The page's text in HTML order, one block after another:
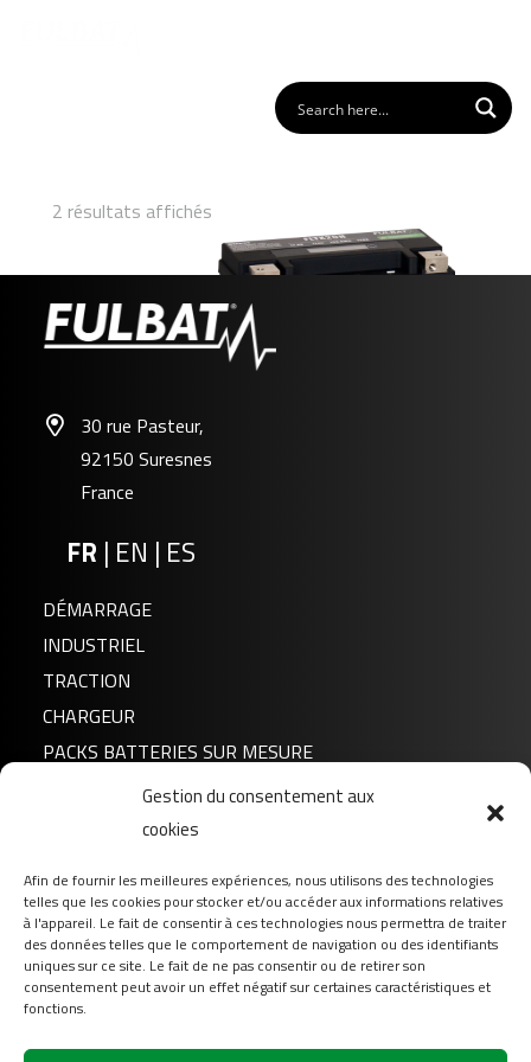
Gestion du consentement aux
cookies
Afin de fournir les meilleures expériences, nous utilisons des technologies
telles que les cookies pour stocker et/ou accéder aux informations relatives
à l'appareil. Le fait de consentir à ces technologies nous permettra de traiter
des données telles que le comportement de navigation ou des identifiants
uniques sur ce site. Le fait de ne pas consentir ou de retirer son
consentement peut avoir un effet négatif sur certaines caractéristiques et
fonctions.
2 résultats affichés
FTX20-BS
30 rue Pasteur,
92150 Suresnes
France
FR | EN | ES
DÉMARRAGE
INDUSTRIEL
TRACTION
CHARGEUR
PACKS BATTERIES SUR MESURE
FAQ
Téléchargement
Login
Contact